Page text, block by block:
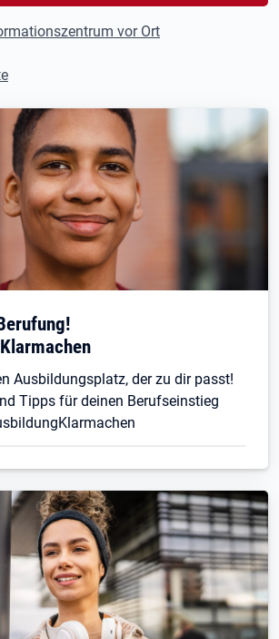
vor Ort
Ausbildungsplatz, der zu dir passt!
Tipps für deinen Berufseinstieg